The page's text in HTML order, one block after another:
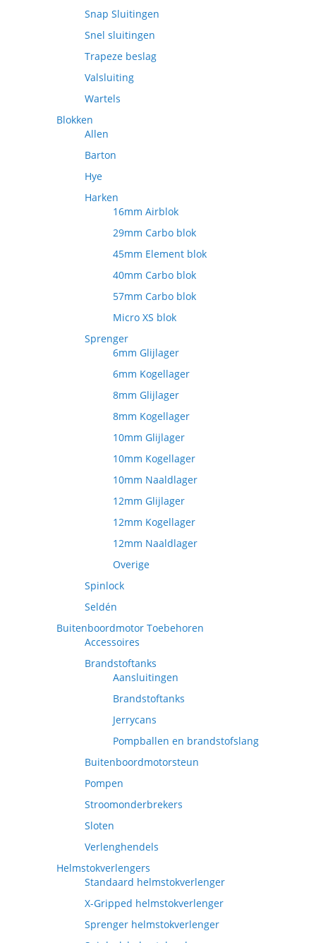
Snap Sluitingen
Snel sluitingen
Trapeze beslag
Valsluiting
Wartels
Blokken
Allen
Barton
Hye
Harken
16mm Airblok
29mm Carbo blok
45mm Element blok
40mm Carbo blok
57mm Carbo blok
Micro XS blok
Sprenger
6mm Glijlager
6mm Kogellager
8mm Glijlager
8mm Kogellager
10mm Glijlager
10mm Kogellager
10mm Naaldlager
12mm Glijlager
12mm Kogellager
12mm Naaldlager
Overige
Spinlock
Seldén
Buitenboordmotor Toebehoren
Accessoires
Brandstoftanks
Aansluitingen
Brandstoftanks
Jerrycans
Pompballen en brandstofslang
Buitenboordmotorsteun
Pompen
Stroomonderbrekers
Sloten
Verlenghendels
Helmstokverlengers
Standaard helmstokverlenger
X-Gripped helmstokverlenger
Sprenger helmstokverlenger